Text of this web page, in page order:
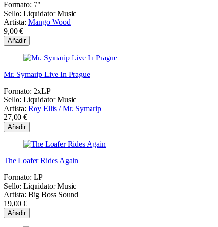
Formato: 7"
Sello: Liquidator Music
Artista: Mango Wood
9,00 €
Añadir
Mr. Symarip Live In Prague
Formato: 2xLP
Sello: Liquidator Music
Artista: Roy Ellis / Mr. Symarip
27,00 €
Añadir
The Loafer Rides Again
Formato: LP
Sello: Liquidator Music
Artista: Big Boss Sound
19,00 €
Añadir